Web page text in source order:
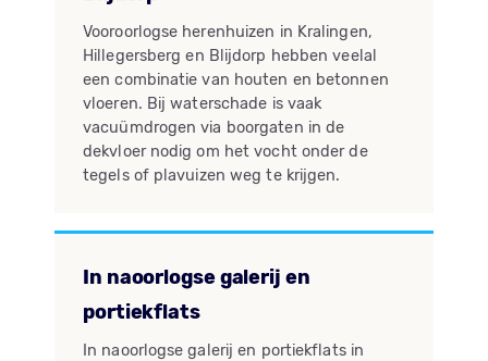
Vooroorlogse herenhuizen in Kralingen,
Hillegersberg en Blijdorp hebben veelal
een combinatie van houten en betonnen
vloeren. Bij waterschade is vaak
vacuümdrogen via boorgaten in de
dekvloer nodig om het vocht onder de
tegels of plavuizen weg te krijgen.
In naoorlogse galerij en
portiekflats
In naoorlogse galerij en portiekflats in